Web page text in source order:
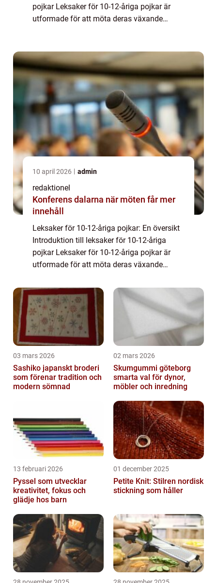
pojkar Leksaker för 10-12-åriga pojkar är
utformade för att möta deras växande
10 april 2026 admin
redaktionel
Konferens dalarna när möten får mer
innehåll
Leksaker för 10-12-åriga pojkar: En översikt
Introduktion till leksaker för 10-12-åriga
pojkar Leksaker för 10-12-åriga pojkar är
utformade för att möta deras växande
Denna åldersgrupp går igenom en viktig...
03 mars 2026
Sashiko japanskt broderi
som förenar tradition och
modern sömnad
02 mars 2026
Skumgummi göteborg
smarta val för dynor,
möbler och inredning
13 februari 2026
Pyssel som utvecklar
kreativitet, fokus och
glädje hos barn
01 december 2025
Petite Knit: Stilren nordisk
stickning som håller